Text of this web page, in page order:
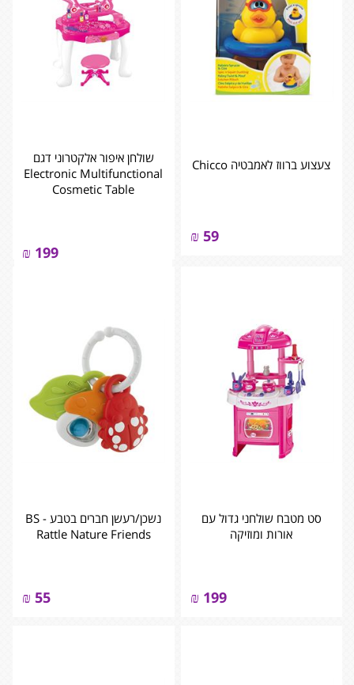
צעצוע ברווז לאמבטיה Chicco
59
₪
שולחן איפור אלקטרוני דגם
Electronic Multifunctional
Cosmetic Table
199
₪
סט מטבח שולחני גדול עם
אורות ומוזיקה
199
₪
נשכן/רעשן חברים בטבע - BS
Rattle Nature Friends
55
₪